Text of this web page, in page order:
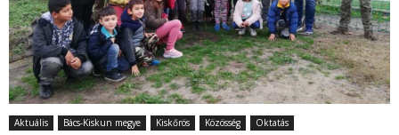
Aktuális Bács-Kiskun megye Kiskőrös Közösség Oktatás